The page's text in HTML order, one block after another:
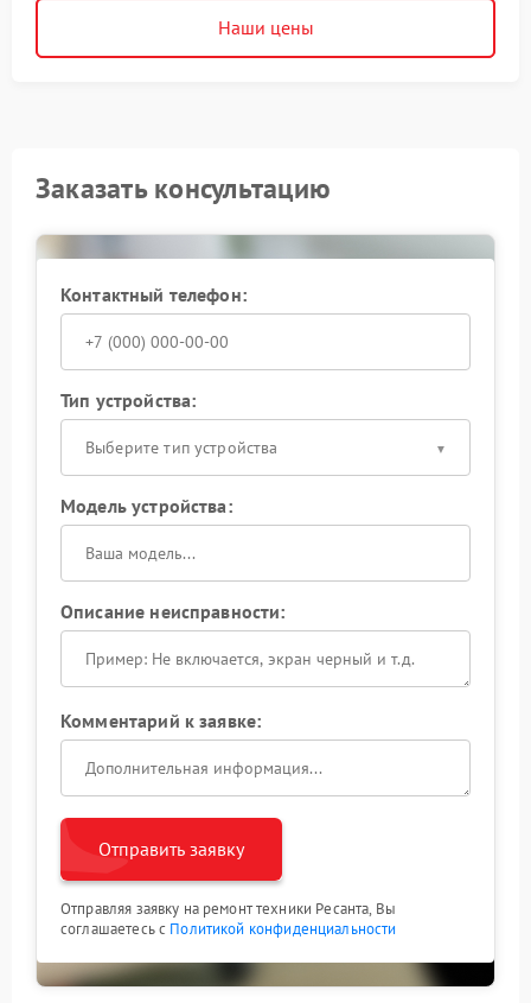
Наши цены
Заказать консультацию
Контактный телефон:
Тип устройства:
Выберите тип устройства
Модель устройства:
Описание неисправности:
Комментарий к заявке:
Отправить заявку
Отправляя заявку на ремонт техники Ресанта, Вы
соглашаетесь с Политикой конфиденциальности